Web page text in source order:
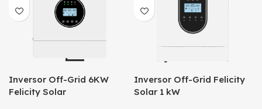
Inversor Off-Grid 6KW
Felicity Solar
Inversor Off-Grid Felicity
Solar 1 kW